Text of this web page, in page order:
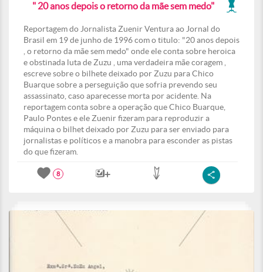
" 20 anos depois o retorno da mãe sem medo"
Reportagem do Jornalista Zuenir Ventura ao Jornal do
Brasil em 19 de junho de 1996 com o titulo: "20 anos depois
, o retorno da mãe sem medo" onde ele conta sobre heroica
e obstinada luta de Zuzu , uma verdadeira mãe coragem ,
escreve sobre o bilhete deixado por Zuzu para Chico
Buarque sobre a perseguição que sofria prevendo seu
assassinato, caso aparecesse morta por acidente. Na
reportagem conta sobre a operação que Chico Buarque,
Paulo Pontes e ele Zuenir fizeram para reproduzir a
máquina o bilhet deixado por Zuzu para ser enviado para
jornalistas e políticos e a manobra para esconder as pistas
do que fizeram.
8